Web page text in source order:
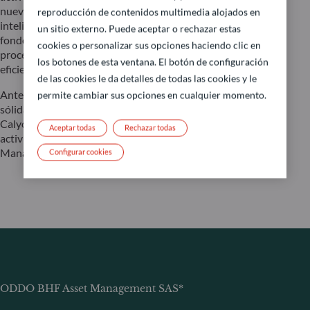
nueva vía de crecimiento. Ese mismo año, introdujo la
inteligencia artificial en la gestión de activos a través de
fondos temáticos y también integró la IA en el núcleo de los
procesos de inversión para mejorar el rendimiento y la
eficiencia.
Antes de unirse a ODDO BHF, Nicolas Chaput acumuló una
sólida trayectoria internacional. Tras dieciocho años en
Calyon, entre París, Londres y Nueva York, pasó a dirigir las
actividades de renta fija de BNP Paribas Asset
Management como director global.
ODDO BHF Asset Management SAS*
reproducción de contenidos multimedia alojados en
un sitio externo. Puede aceptar o rechazar estas
cookies o personalizar sus opciones haciendo clic en
los botones de esta ventana. El botón de configuración
de las cookies le da detalles de todas las cookies y le
permite cambiar sus opciones en cualquier momento.
Rechazar todas
Aceptar todas
Configurar cookies